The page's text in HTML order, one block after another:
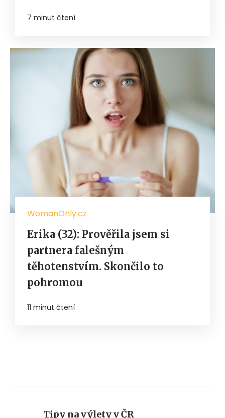
7 minut čtení
WomanOnly.cz
Erika (32): Prověřila jsem si
partnera falešným
těhotenstvím. Skončilo to
pohromou
11 minut čtení
Tipy na výlety v ČR